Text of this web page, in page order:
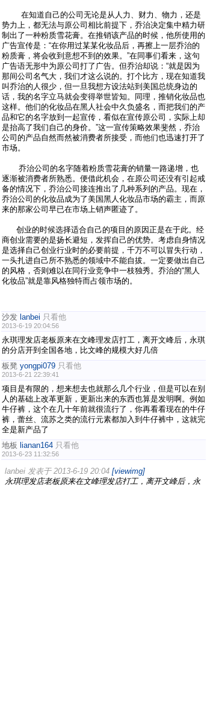
在知道自己的公司无论是从人力、财力、物力，还是
势力上，都无法与原公司相比前提下，乔治决定集中精力研
制出了一种粉质雪花膏。在推销该产品的时候，他所使用的
广告宣传是：“在你用过某某化妆品后，再擦上一层乔治的
粉质膏，将会收到意想不到的效果。”在同事们看来，这句
广告语无形中为原公司打了广告。但乔治却说：“就是因为
那间公司名气大，我们才这么说的。打个比方，现在知道我
叫乔治的人很少，但一旦我想方设法站到美国总统身边的
话，我的名字立马就会变得举世皆知。同理，推销化妆品也
这样。他们的化妆品在黑人社会中久负盛名，而把我们的产
品和它的名字放到一起宣传，看似在宣传原公司，实际上却
是抬高了我们自己的身价。”这一宣传策略效果斐然，乔治
公司的产品自然而然被消费者所接受，而他们也迅速打开了
市场。
乔治公司的名字随着粉质雪花膏的销量一路递增，也
逐渐被消费者所熟悉。便借此机会，在原公司还没有引起戒
备的情况下，乔治公司接连推出了几种系列的产品。现在，
乔治公司的化妆品成为了美国黑人化妆品市场的霸主，而原
来的那家公司早已在市场上销声匿迹了。
创业的时候选择适合自己的项目的原因正是在于此。经
商创业需要的是扬长避短，发挥自己的优势。考虑自身情况
是选择自己创业行业时的必要前提，千万不可以冒失行动，
一头扎进自己所不熟悉的领域中不能自拔。一定要做出自己
的风格，否则难以在同行业竞争中一枝独秀。乔治的“黑人
化妆品”就是靠风格独特而占领市场的。
沙发 lanbei 只看他
2013-6-19 20:04:56
永琪理发店老板原来在文峰理发店打工，离开文峰后，永琪
的分店开到全国各地，比文峰的规模大好几倍
板凳 yongpi079 只看他
2013-6-21 22:39:41
项目是有限的，想来想去也就那么几个行业，但是可以在别
人的基础上改革更新，更新出来的东西也算是发明啊。例如
牛仔裤，这个在几十年前就很流行了，你再看看现在的牛仔
裤，蕾丝、流苏之类的流行元素都加入到牛仔裤中，这就完
全是新产品了
地板 lianan164 只看他
2013-6-23 11:32:56
lanbei 发表于 2013-6-19 20:04 [viewimg]
永琪理发店老板原来在文峰理发店打工，离开文峰后，永